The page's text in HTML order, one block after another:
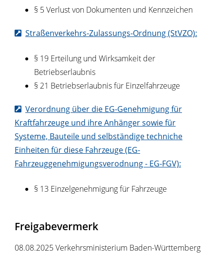
§ 5 Verlust von Dokumenten und Kennzeichen
Straßenverkehrs-Zulassungs-Ordnung (StVZO):
§ 19 Erteilung und Wirksamkeit der
Betriebserlaubnis
§ 21 Betriebserlaubnis für Einzelfahrzeuge
Verordnung über die EG-Genehmigung für
Kraftfahrzeuge und ihre Anhänger sowie für
Systeme, Bauteile und selbständige techniche
Einheiten für diese Fahrzeuge (EG-
Fahrzeuggenehmigungsverodnung - EG-FGV):
§ 13 Einzelgenehmigung für Fahrzeuge
Freigabevermerk
08.08.2025Verkehrsministerium Baden-Württemberg